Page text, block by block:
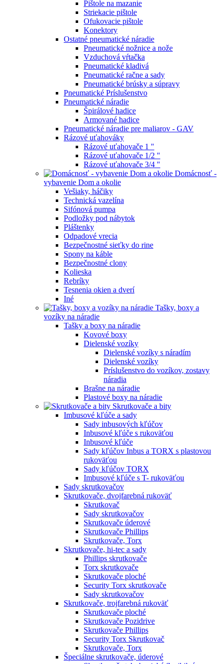
Pištole na mazanie
Striekacie pištole
Ofukovacie pištole
Konektory
Ostatné pneumatické náradie
Pneumatické nožnice a nože
Vzduchová vŕtačka
Pneumatické kladivá
Pneumatické račne a sady
Pneumatické brúsky a súpravy
Pneumatické Príslušenstvo
Pneumatické náradie
Špirálové hadice
Armované hadice
Pneumatické náradie pre maliarov - GAV
Rázové uťahováky
Rázové uťahovače 1 "
Rázové uťahovače 1/2 "
Rázové uťahovače 3/4 "
Domácnosť -
vybavenie Dom a okolie
Vešiaky, háčiky
Technická vazelína
Sifónová pumpa
Podložky pod nábytok
Pláštenky
Odpadové vrecia
Bezpečnostné sieťky do rine
Spony na káble
Bezpečnostné clony
Kolieska
Rebríky
Tesnenia okien a dverí
Iné
Tašky, boxy a
vozíky na náradie
Tašky a boxy na náradie
Kovové boxy
Dielenské vozíky
Dielenské vozíky s náradím
Dielenské vozíky
Príslušenstvo do vozíkov, zostavy
náradia
Brašne na náradie
Plastové boxy na náradie
Skrutkovače a bity
Imbusové kľúče a sady
Sady inbusových kľúčov
Inbusové kľúče s rukoväťou
Inbusové kľúče
Sady kľúčov Inbus a TORX s plastovou
rukoväťou
Sady kľúčov TORX
Imbusové kľúče s T- rukoväťou
Sady skrutkovačov
Skrutkovače, dvojfarebná rukoväť
Skrutkovač
Sady skrutkovačov
Skrutkovače úderové
Skrutkovače Phillips
Skrutkovače, Torx
Skrutkovače, hi-tec a sady
Phillips skrutkovače
Torx skrutkovače
Skrutkovače ploché
Security Torx skrutkovače
Sady skrutkovačov
Skrutkovače, trojfarebná rukoväť
Skrutkovače ploché
Skrutkovače Pozidrive
Skrutkovače Phillips
Security Torx Skrutkovač
Skrutkovače, Torx
Špeciálne skrutkovače, úderové